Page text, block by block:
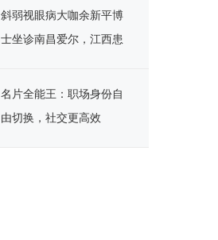
斜弱视眼病大咖余新平博
士坐诊南昌爱尔，江西患
名片全能王：职场身份自
由切换，社交更高效